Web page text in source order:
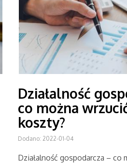
Działalność
co można
koszty?
Dodano: 2022-01-04
Działalność gospodarcza – co